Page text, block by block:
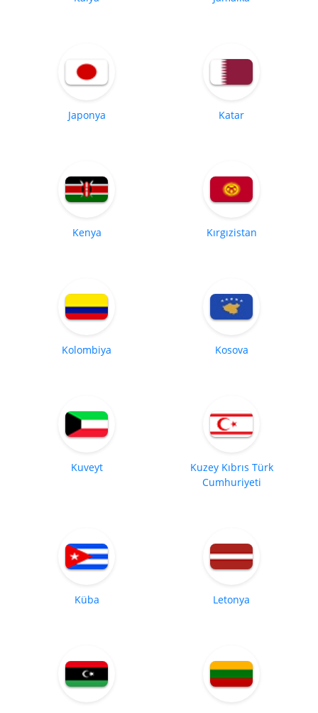
Japonya Katar
Kenya Kırgızistan
Kolombiya Kosova
Kuveyt
Kuzey Kıbrıs Türk
Cumhuriyeti
Küba Letonya